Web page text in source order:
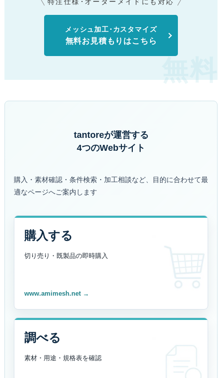
メッシュ加工･カスタマイズ
無料お見積もりはこちら
特注仕様･オーダーメイドにも対応
tantoreが運営する
4つのWebサイト
購入・素材確認・条件検索・加工相談など、目的に合わせて最
適なページへご案内します
購入する
切り売り・既製品の即時購入
www.amimesh.net →
調べる
素材・用途・規格表を確認